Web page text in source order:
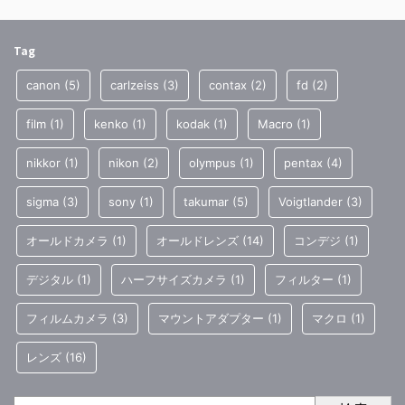
Tag
canon (5) carlzeiss (3) contax (2) fd (2)
film (1) kenko (1) kodak (1) Macro (1)
nikkor (1) nikon (2) olympus (1) pentax (4)
sigma (3) sony (1) takumar (5) Voigtlander (3)
オールドカメラ (1) オールドレンズ (14) コンデジ (1)
デジタル (1) ハーフサイズカメラ (1) フィルター (1)
フィルムカメラ (3) マウントアダプター (1) マクロ (1)
レンズ (16)